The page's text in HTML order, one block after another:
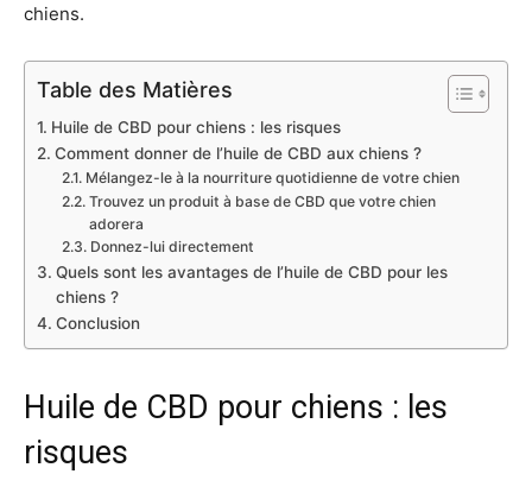
chiens.
Table des Matières
Huile de CBD pour chiens : les risques
Comment donner de l’huile de CBD aux chiens ?
Mélangez-le à la nourriture quotidienne de votre chien
Trouvez un produit à base de CBD que votre chien
adorera
Donnez-lui directement
Quels sont les avantages de l’huile de CBD pour les
chiens ?
Conclusion
Huile de CBD pour chiens : les
risques